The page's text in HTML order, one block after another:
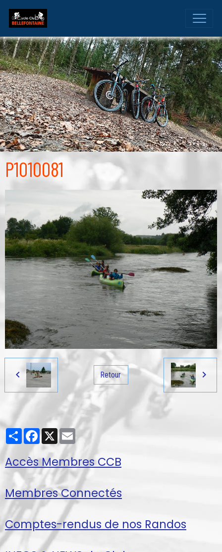
P1010081
Retour
PartagerFacebook
X Email
Accès Membres CCB
Membres Connectés
Comptes-rendus de nos Randos